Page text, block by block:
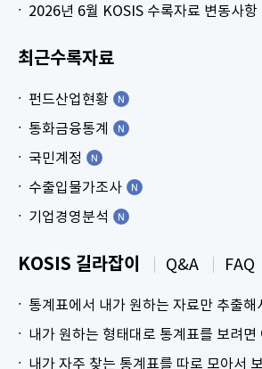
2026년 6월 KOSIS 수록자료 변동사항
최근수록자료
펀드산업현황
통화금융통계
국민계정
수출입물가조사
기업경영분석
KOSIS 길라잡이
통계표에서 내가 원하는 자료만 추출해
내가 자주 찾는 통계표를 따로 모아서
Q&A FAQ